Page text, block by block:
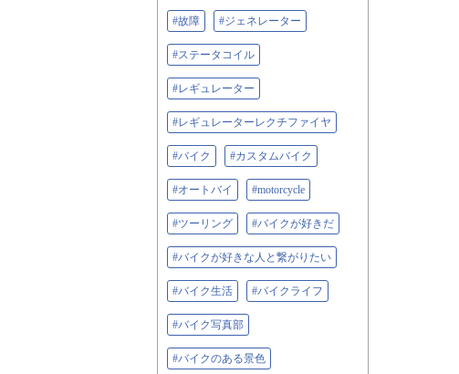
#故障 #ジェネレーター
#ステータコイル
#レギュレーター
#レギュレーターレクチファイヤ
#バイク #カスタムバイク
#オートバイ #motorcycle
#ツーリング #バイクが好きだ
#バイクが好きな人と繋がりたい
#バイク生活 #バイクライフ
#バイク写真部
#バイクのある景色